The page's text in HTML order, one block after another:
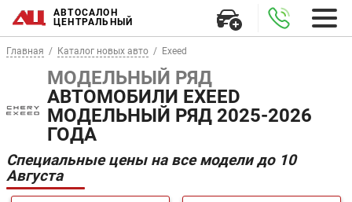
АВТОСАЛОН
ЦЕНТРАЛЬНЫЙ
Главная Каталог новых авто Exeed
МОДЕЛЬНЫЙ РЯД
АВТОМОБИЛИ EXEED
МОДЕЛЬНЫЙ РЯД 2025-2026
ГОДА
Специальные цены на все модели до 10
Августа